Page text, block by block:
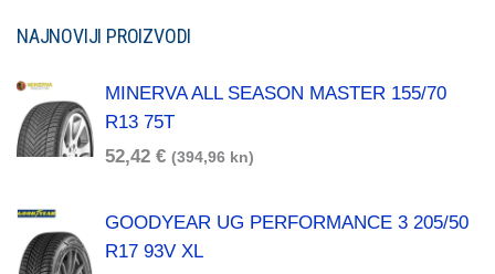
NAJNOVIJI PROIZVODI
MINERVA ALL SEASON MASTER 155/70
R13 75T
52,42 € (394,96 kn)
GOODYEAR UG PERFORMANCE 3 205/50
R17 93V XL